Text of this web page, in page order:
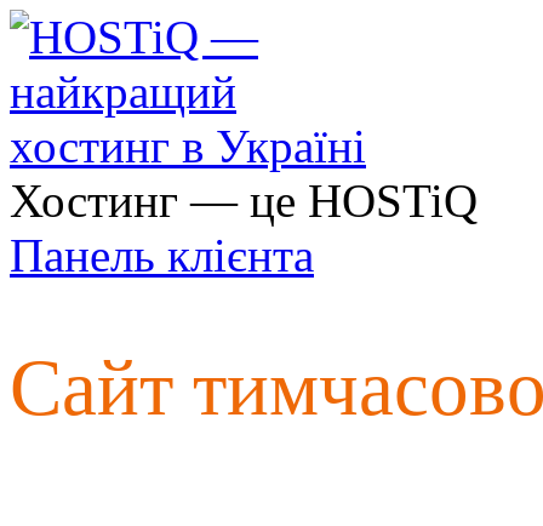
Хостинг — це HOSTiQ
Панель клієнта
Сайт